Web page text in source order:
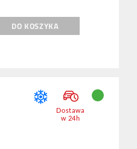
DO KOSZYKA
Dostawa
w 24h